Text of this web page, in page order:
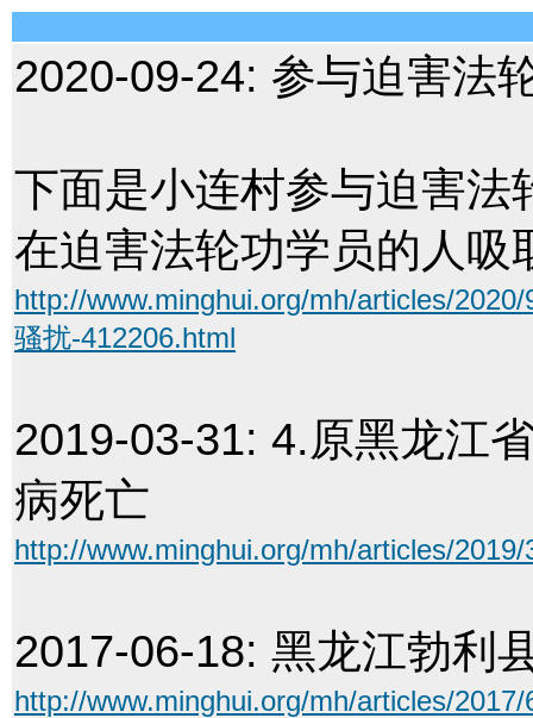
2020-09-24: 参与迫害法
下面是小连村参与迫害
在迫害法轮功学员的人吸
http://www.minghui.org/mh/articles/
骚扰-412206.html
2019-03-31: 4.原黑龙江
病死亡
http://www.minghui.org/mh/articles/
2017-06-18: 黑龙江勃利
http://www.minghui.org/mh/articles/